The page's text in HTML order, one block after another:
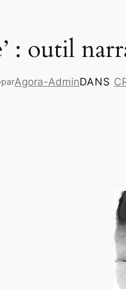
: outil
parAgora-AdminDANS